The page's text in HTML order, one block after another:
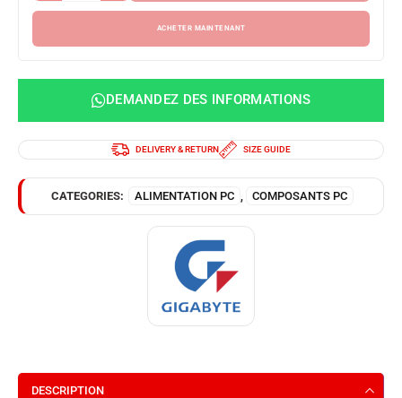
ACHETER MAINTENANT
DEMANDEZ DES INFORMATIONS
DELIVERY & RETURN SIZE GUIDE
CATEGORIES: ALIMENTATION PC COMPOSANTS PC
DESCRIPTION